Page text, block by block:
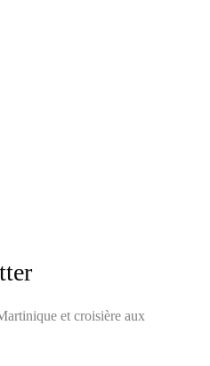
et croisière aux